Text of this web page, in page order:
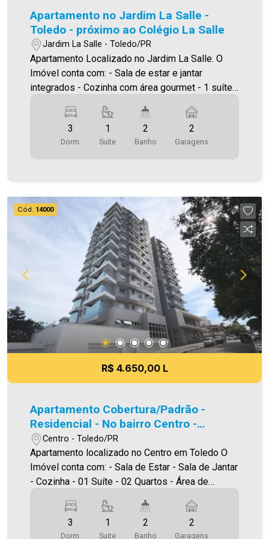
Apartamento no Jardim La Salle -
Toledo - próximo ao Colégio La Salle
Jardim La Salle - Toledo/PR
Apartamento Localizado no Jardim La Salle. O
Imóvel conta com: - Sala de estar e jantar
integrados - Cozinha com área gourmet - 1 suíte
Lavanderia prática e funcional - Sacada - 2 vagas
de garagem amplas Área interna: 125,00 m² Área
total: 200,00 m² Será cobrado FCI (Fundo de
Imobiliária Ativa possui hoje uma das maiores
carteiras de imóveis administrados da cidade,
atuando com excelência tanto a locação quanto
As informações aqui prestadas são verdadeiras,
todavia, reservamo-nos o direito de corrigir
qualquer erro de digitação e/ou ortografia, bem
como alteração dos preços e imagens. Fotos
meramente ilustrativas.
3
Dorm.
1
Suite
2
Banho
2
Garagens
Cód. 14000
R$ 4.650,00 L
Apartamento Cobertura/Padrão -
Residencial - No bairro Centro -
Edifício ECOVILLAGE
Centro - Toledo/PR
Apartamento localizado no Centro em Toledo O
Imóvel conta com: - Sala de Estar - Sala de Jantar
- Cozinha - 01 Suíte - 02 Quartos - Área de
de garagem *Edifício conta com: -02 Elevadores
panorâmicos, piscina, salão de festas e
3
Dorm.
1
Suite
2
Banho
2
Garagens